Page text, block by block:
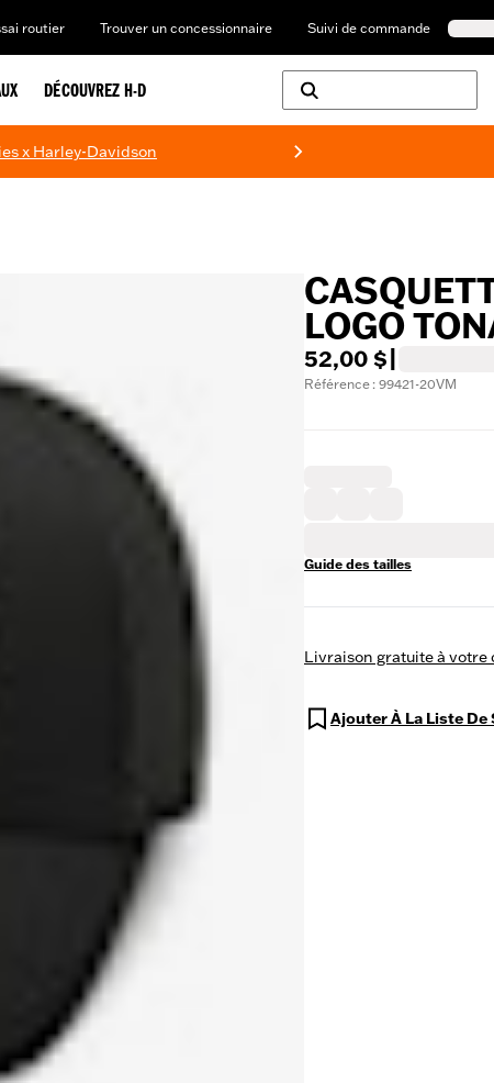
routier Trouver un concessionnaire Suivi de commande
DÉCOUVREZ H-D
x Harley-Davidson
LOGO
52,00 $
Référence : 99421-20VM
Guide des tailles
Livraison gratuite à votre
Ajouter À La Liste